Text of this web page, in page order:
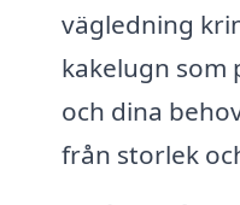
vägledning
kakelugn som
och dina
från storlek